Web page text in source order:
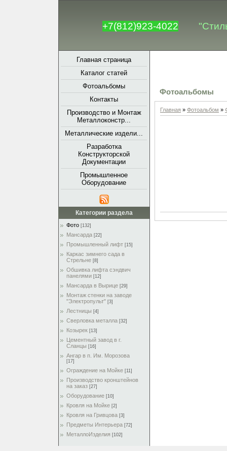
+7(812)923-4022
Главная страница
Каталог статей
Фотоальбомы
Контакты
Производство и Монтаж
Металлоконстр...
Металлические издели...
Разработка
Конструкторской
Документации
Промышленное
Оборудование
Категории раздела
Фото [132]
Мансарда [22]
Промышленный лифт [15]
Каркас зимнего сада в
Стрельне [8]
Обшивка лифта сэндвич
панелями [12]
Мансарда в Вырице [29]
Монтаж стенки на заводе
"Электропульт" [3]
Лестницы [4]
Сверловка металла [32]
Козырек [13]
Цементный завод в г.
Сланцы [16]
Ангар в п. Им. Морозова
[17]
Ограждение на Мойке [11]
Производство кронштейнов
на заказ [27]
Оборудование [10]
Кровля на Мойке [2]
Кровля на Гривцова [3]
Предметы Интерьера [72]
МеталлоИзделия [102]
Фотоальбомы
Главная » Фотоальбом »